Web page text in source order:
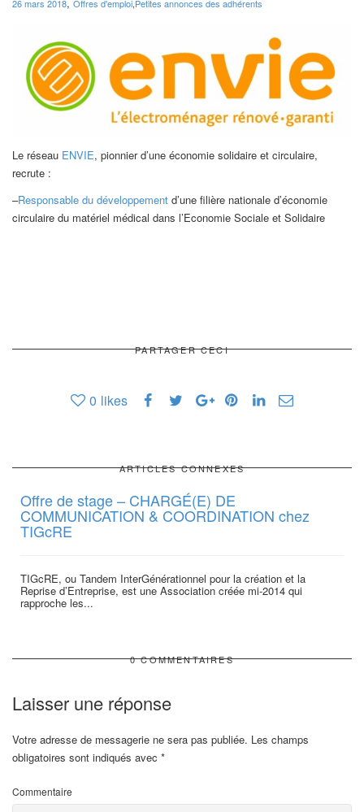
26 mars 2018 Offres d'emploi,Petites annonces des adhérents
Le réseau ENVIE, pionnier d’une économie solidaire et circulaire,
recrute :
–Responsable du développement d’une filière nationale d’économie
circulaire du matériel médical dans l’Economie Sociale et Solidaire
PARTAGER CECI
0 likes
ARTICLES CONNEXES
Offre de stage – CHARGÉ(E) DE
COMMUNICATION & COORDINATION chez
TIGcRE
TIGcRE, ou Tandem InterGénérationnel pour la création et la
Reprise d’Entreprise, est une Association créée mi-2014 qui
rapproche les...
0 COMMENTAIRES
Laisser une réponse
Votre adresse de messagerie ne sera pas publiée. Les champs
obligatoires sont indiqués avec *
Commentaire